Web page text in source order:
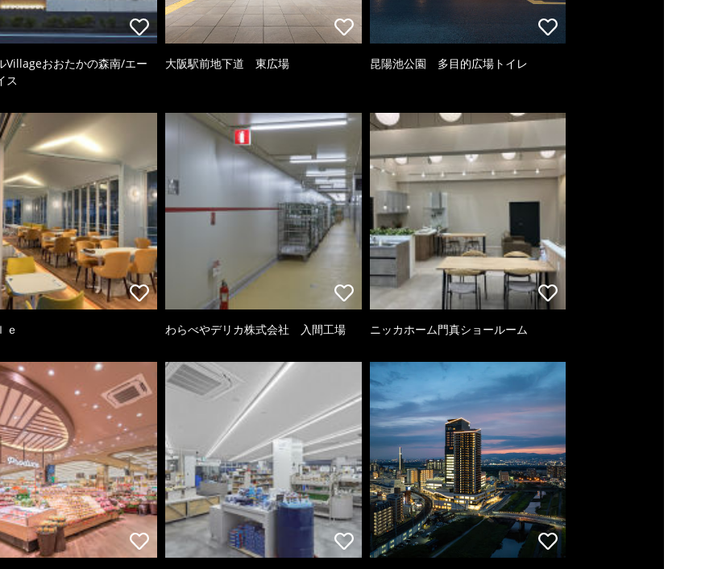
Villageおおたかの森南/エー
ス
大阪駅前地下道 東広場 昆陽池公園 多目的広場トイレ
ｅ わらべやデリカ株式会社 入間工場 ニッカホーム門真ショールーム